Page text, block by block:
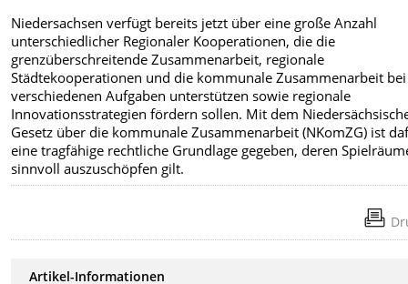
Niedersachsen verfügt bereits jetzt über eine große Anzahl
unterschiedlicher Regionaler Kooperationen, die die
grenzüberschreitende Zusammenarbeit, regionale
Städtekooperationen und die kommunale Zusammenarbeit bei
verschiedenen Aufgaben unterstützen sowie regionale
Innovationsstrategien fördern sollen. Mit dem
Gesetz über die kommunale Zusammenarbeit (NKomZG) ist
eine tragfähige rechtliche Grundlage gegeben, deren
sinnvoll auszuschöpfen gilt.
Artikel-Informationen